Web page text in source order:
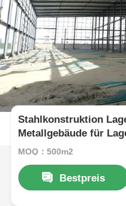
Stahlkonstruktion
Metallgebäude für
Installation in
MOQ：500m2
Bestpreis